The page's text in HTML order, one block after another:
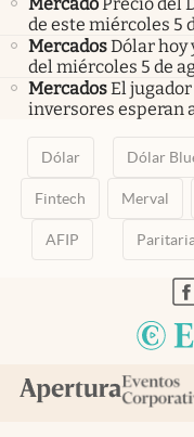
MercadoPrecio del
de este miércoles 5
MercadosDólar hoy
del miércoles 5 de
MercadosEl
inversores esperan
Dólar Dólar
Fintech Merval
AFIP